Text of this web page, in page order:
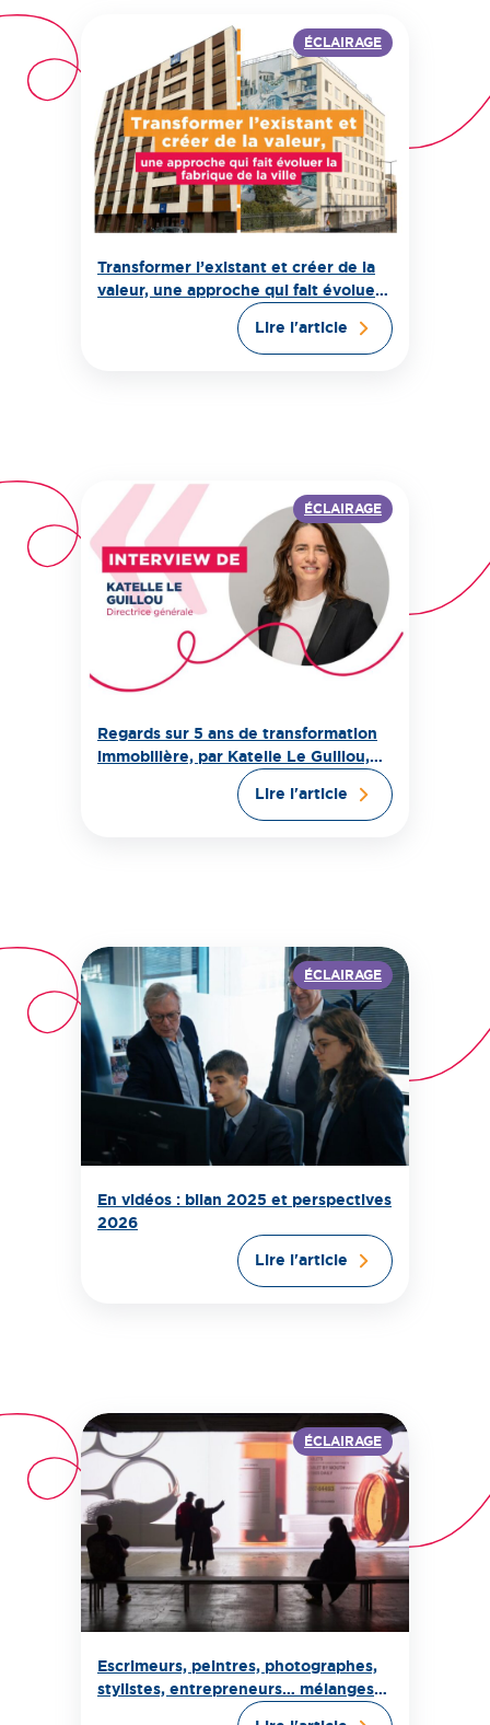
ÉCLAIRAGE
Transformer l’existant et créer de la
valeur, une approche qui fait évoluer
la fabrique de la ville
Lire l'article
ÉCLAIRAGE
Regards sur 5 ans de transformation
immobilière, par Katelle Le Guillou,
directrice générale de la FTI
Lire l'article
ÉCLAIRAGE
En vidéos : bilan 2025 et perspectives
2026
Lire l'article
ÉCLAIRAGE
Escrimeurs, peintres, photographes,
stylistes, entrepreneurs… mélanges
de styles à République